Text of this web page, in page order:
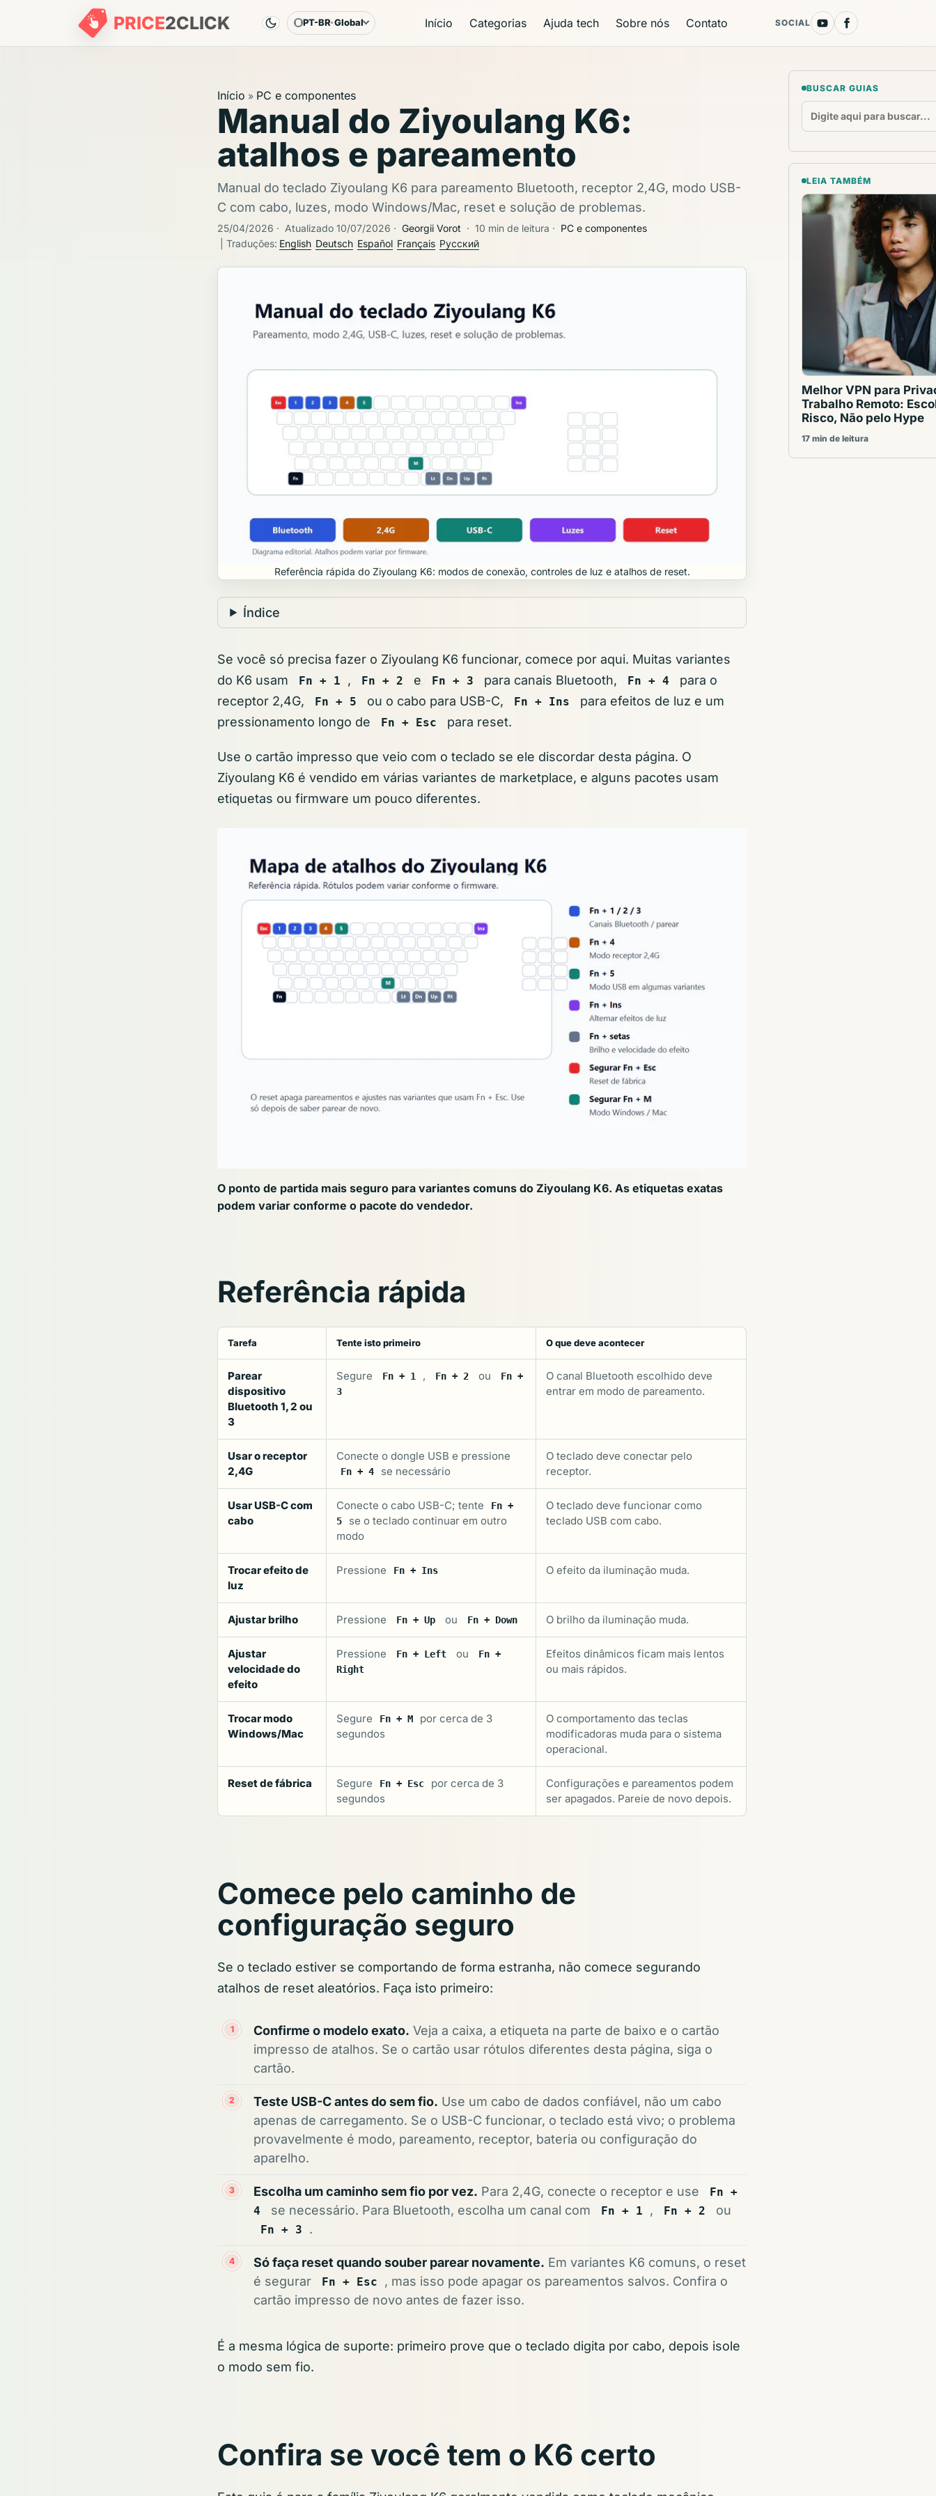
PRICE2CLICK Idioma e região
PT-BR Global Início Categorias Ajuda tech Sobre nós Contato SOCIAL
Início » PC e componentes
Manual do Ziyoulang K6:
atalhos e pareamento
Manual do teclado Ziyoulang K6 para pareamento Bluetooth, receptor 2,4G, modo USB-
C com cabo, luzes, modo Windows/Mac, reset e solução de problemas.
25/04/2026 · Atualizado 10/07/2026 · Georgii Vorot · 10 min de leitura · PC e componentes
| Traduções: English Deutsch Español Français Русский
Referência rápida do Ziyoulang K6: modos de conexão, controles de luz e atalhos de reset.
Índice
Se você só precisa fazer o Ziyoulang K6 funcionar, comece por aqui. Muitas variantes
do K6 usam
Fn + 1 , Fn + 2 e Fn + 3 para canais Bluetooth, Fn + 4
para o
receptor 2,4G,
Fn + 5 ou o cabo para USB-C, Fn + Ins
para efeitos de luz e um
pressionamento longo de
Fn + Esc para reset.
Use o cartão impresso que veio com o teclado se ele discordar desta página. O
Ziyoulang K6 é vendido em várias variantes de marketplace, e alguns pacotes usam
etiquetas ou firmware um pouco diferentes.
O ponto de partida mais seguro para variantes comuns do Ziyoulang K6. As etiquetas exatas
podem variar conforme o pacote do vendedor.
Referência rápida
Tarefa Tente isto primeiro O que deve acontecer
Parear
dispositivo
Bluetooth 1, 2 ou
3
Segure Fn + 1 , Fn + 2 ou
Fn +
3
O canal Bluetooth escolhido deve
entrar em modo de pareamento.
Usar o receptor
2,4G
Conecte o dongle USB e pressione
Fn + 4 se necessário
O teclado deve conectar pelo
receptor.
Usar USB-C com
cabo
Conecte o cabo USB-C; tente
Fn +
5
se o teclado continuar em outro
modo
O teclado deve funcionar como
teclado USB com cabo.
Trocar efeito de
luz
Pressione Fn + Ins O efeito da iluminação muda.
Ajustar brilho Pressione Fn + Up ou Fn + Down O brilho da iluminação muda.
Ajustar
velocidade do
efeito
Pressione Fn + Left ou
Fn +
Right
Efeitos dinâmicos ficam mais lentos
ou mais rápidos.
Trocar modo
Windows/Mac
Segure Fn + M
por cerca de 3
segundos
O comportamento das teclas
modificadoras muda para o sistema
operacional.
Reset de fábrica Segure Fn + Esc
por cerca de 3
segundos
Configurações e pareamentos podem
ser apagados. Pareie de novo depois.
Comece pelo caminho de
configuração seguro
Se o teclado estiver se comportando de forma estranha, não comece segurando
atalhos de reset aleatórios. Faça isto primeiro:
Confirme o modelo exato. Veja a caixa, a etiqueta na parte de baixo e o cartão
impresso de atalhos. Se o cartão usar rótulos diferentes desta página, siga o
cartão.
Teste USB-C antes do sem fio. Use um cabo de dados confiável, não um cabo
apenas de carregamento. Se o USB-C funcionar, o teclado está vivo; o problema
provavelmente é modo, pareamento, receptor, bateria ou configuração do
aparelho.
Escolha um caminho sem fio por vez. Para 2,4G, conecte o receptor e use
Fn +
4
se necessário. Para Bluetooth, escolha um canal com Fn + 1 , Fn + 2 ou
Fn + 3 .
Só faça reset quando souber parear novamente. Em variantes K6 comuns, o reset
é segurar
Fn + Esc
, mas isso pode apagar os pareamentos salvos. Confira o
cartão impresso de novo antes de fazer isso.
É a mesma lógica de suporte: primeiro prove que o teclado digita por cabo, depois isole
o modo sem fio.
Confira se você tem o K6 certo
BUSCAR GUIAS
LEIA TAMBÉM
Melhor VPN para
Trabalho Remoto:
Risco, Não pelo Hype
17 min de leitura